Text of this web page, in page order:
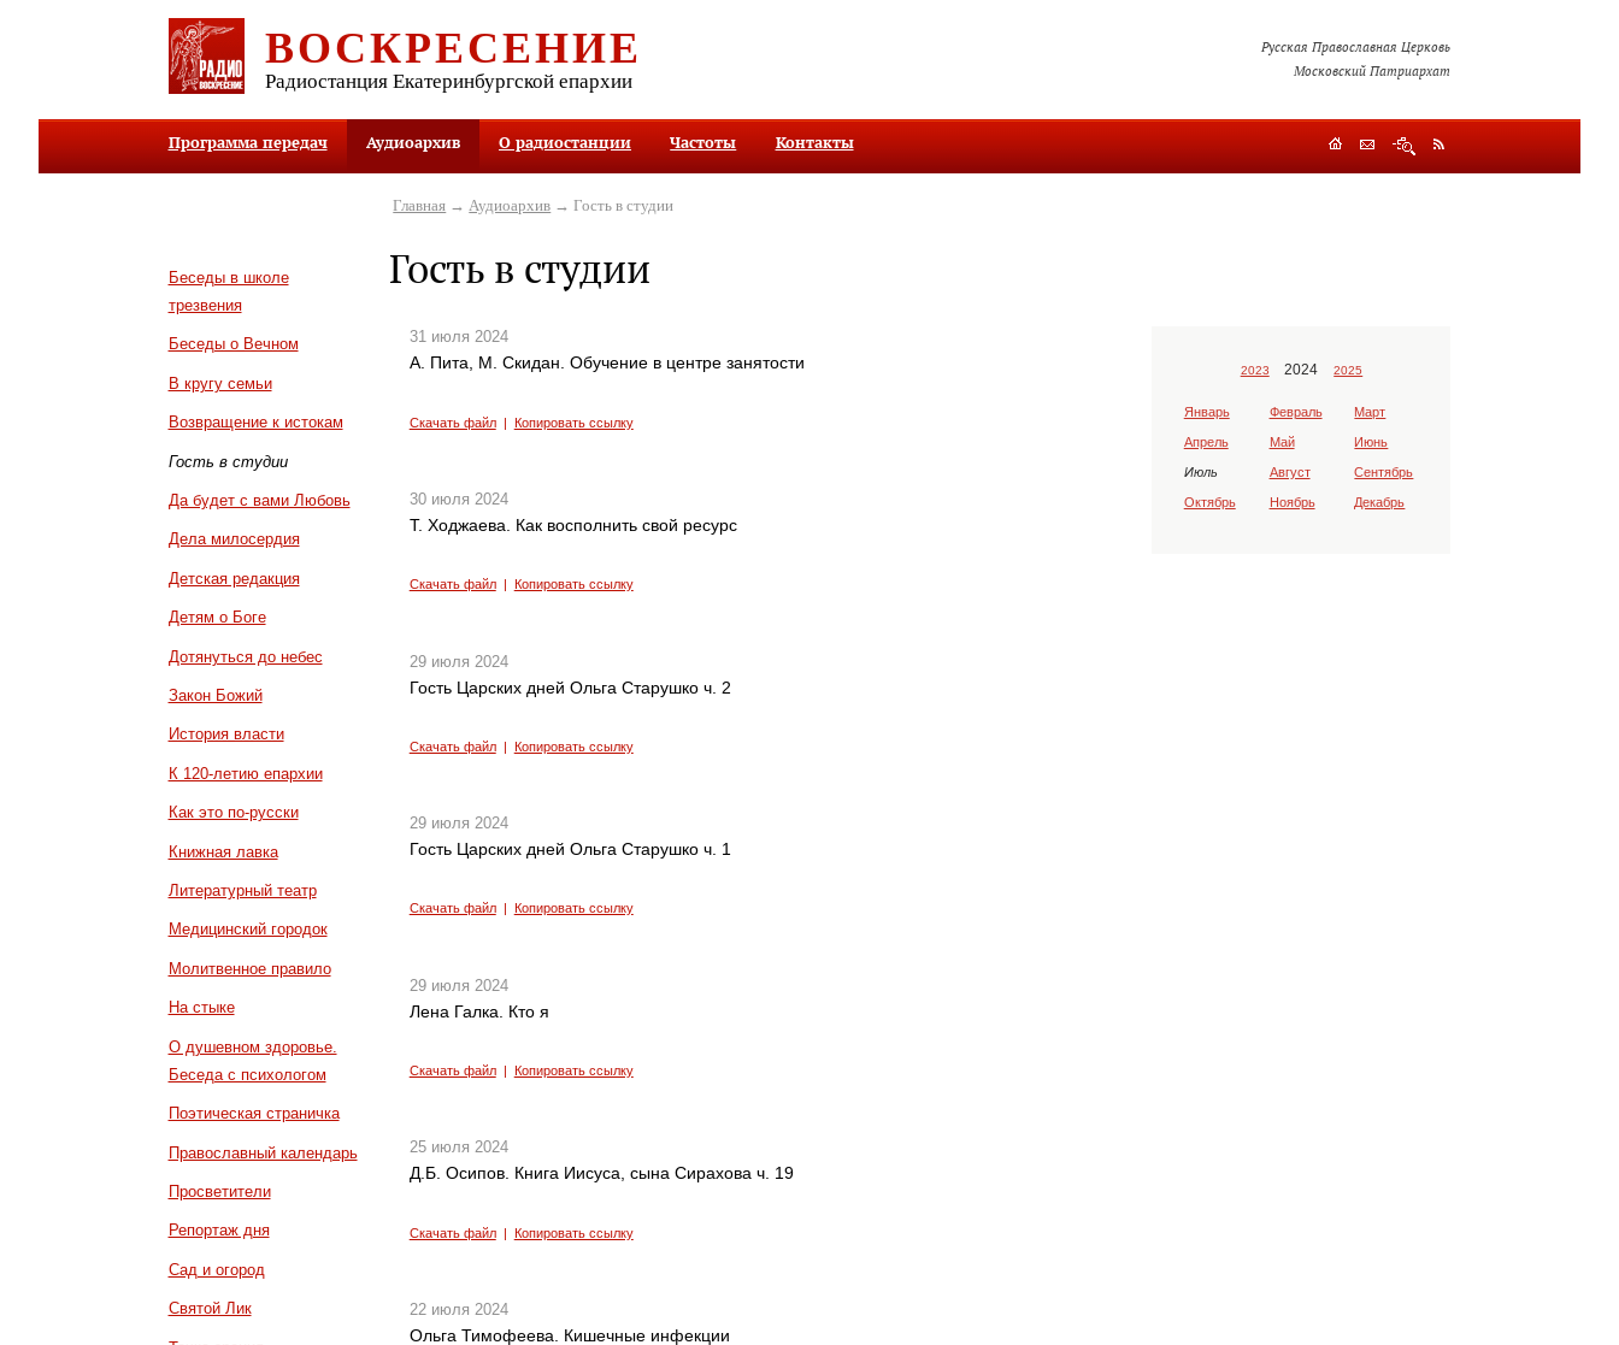
ВОСКРЕСЕНИЕ
Радиостанция Екатеринбургской епархии
Русская Православная Церковь
Московский Патриархат
Программа передач Аудиоархив О радиостанции Частоты Контакты
Беседы в школе
трезвения
Беседы о Вечном
В кругу семьи
Возвращение к истокам
Гость в студии
Да будет с вами Любовь
Дела милосердия
Детская редакция
Детям о Боге
Дотянуться до небес
Закон Божий
История власти
К 120-летию епархии
Как это по-русски
Книжная лавка
Литературный театр
Медицинский городок
Молитвенное правило
На стыке
О душевном здоровье.
Беседа с психологом
Поэтическая страничка
Православный календарь
Просветители
Репортаж дня
Сад и огород
Святой Лик
Главная → Аудиоархив → Гость в студии
Гость в студии
31 июля 2024
А. Пита, М. Скидан. Обучение в центре занятости
Скачать файл| Копировать ссылку
30 июля 2024
Т. Ходжаева. Как восполнить свой ресурс
Скачать файл| Копировать ссылку
29 июля 2024
Гость Царских дней Ольга Старушко ч. 2
Скачать файл| Копировать ссылку
29 июля 2024
Гость Царских дней Ольга Старушко ч. 1
Скачать файл| Копировать ссылку
29 июля 2024
Лена Галка. Кто я
Скачать файл| Копировать ссылку
25 июля 2024
Д.Б. Осипов. Книга Иисуса, сына Сирахова ч. 19
Скачать файл| Копировать ссылку
22 июля 2024
Ольга Тимофеева. Кишечные инфекции
2023 2024 2025
Январь Февраль Март
Апрель Май Июнь
Июль Август Сентябрь
Октябрь Ноябрь Декабрь